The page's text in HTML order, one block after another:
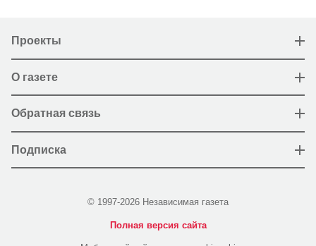
Проекты
О газете
Обратная связь
Подписка
© 1997-2026 Независимая газета
Полная версия сайта